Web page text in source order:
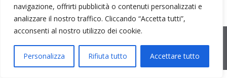
navigazione, offrirti pubblicità o contenuti personalizzati e
analizzare il nostro traffico. Cliccando “Accetta tutti”,
acconsenti al nostro utilizzo dei cookie.
Personalizza Rifiuta tutto Accettare tutto
COTONE
GARZA
2026 © Cristina Bonfanti| sede operativa: Via Emilia 8, 20881
Bernareggio MB | sede legale: via Duca degli Abruzzi 7/A, 20871
Vimercate MB | r.e.a.: MB-2559099 | C.F / P.IVA IT10810090968 |